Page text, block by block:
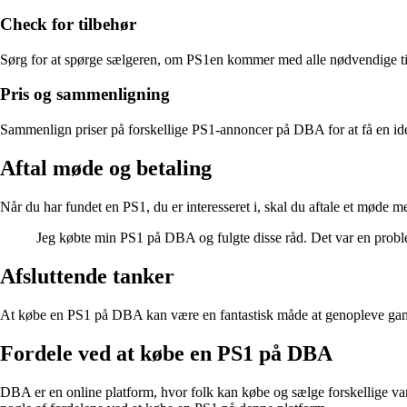
Check for tilbehør
Sørg for at spørge sælgeren, om PS1en kommer med alle
Pris og sammenligning
Sammenlign priser på forskellige PS1-annoncer på DBA for at få en
Aftal møde og betaling
Når du har fundet en PS1, du er interesseret i, skal du aftale et møde
Jeg købte min PS1 på DBA og fulgte disse råd. Det var en
Afsluttende tanker
At købe en PS1 på DBA kan være en fantastisk måde at genopleve
Fordele ved at købe en PS1 på DBA
DBA er en online platform, hvor folk kan købe og sælge forskellige